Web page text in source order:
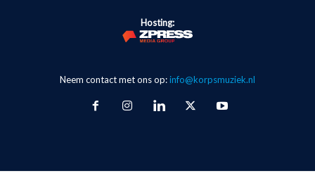
Hosting:
Neem contact met ons op:info@korpsmuziek.nl